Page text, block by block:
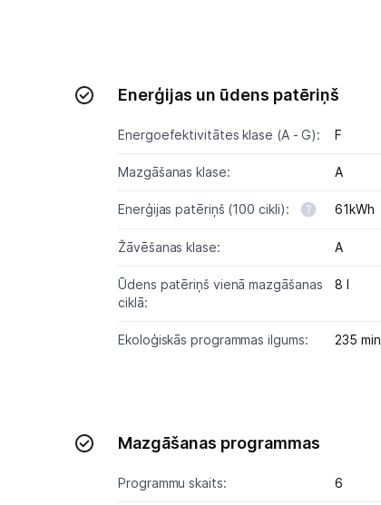
Enerģijas un ūdens patēriņš
Energoefektivitātes klase (A - G): F
Mazgāšanas klase: A
Enerģijas patēriņš (100 cikli): 61kWh
Žāvēšanas klase: A
Ūdens patēriņš vienā mazgāšanas
ciklā:
8 l
Ekoloģiskās programmas ilgums: 235 min
Mazgāšanas programmas
Programmu skaits: 6